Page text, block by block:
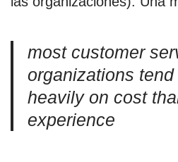
most customer
organizations
heavily on cost
experience